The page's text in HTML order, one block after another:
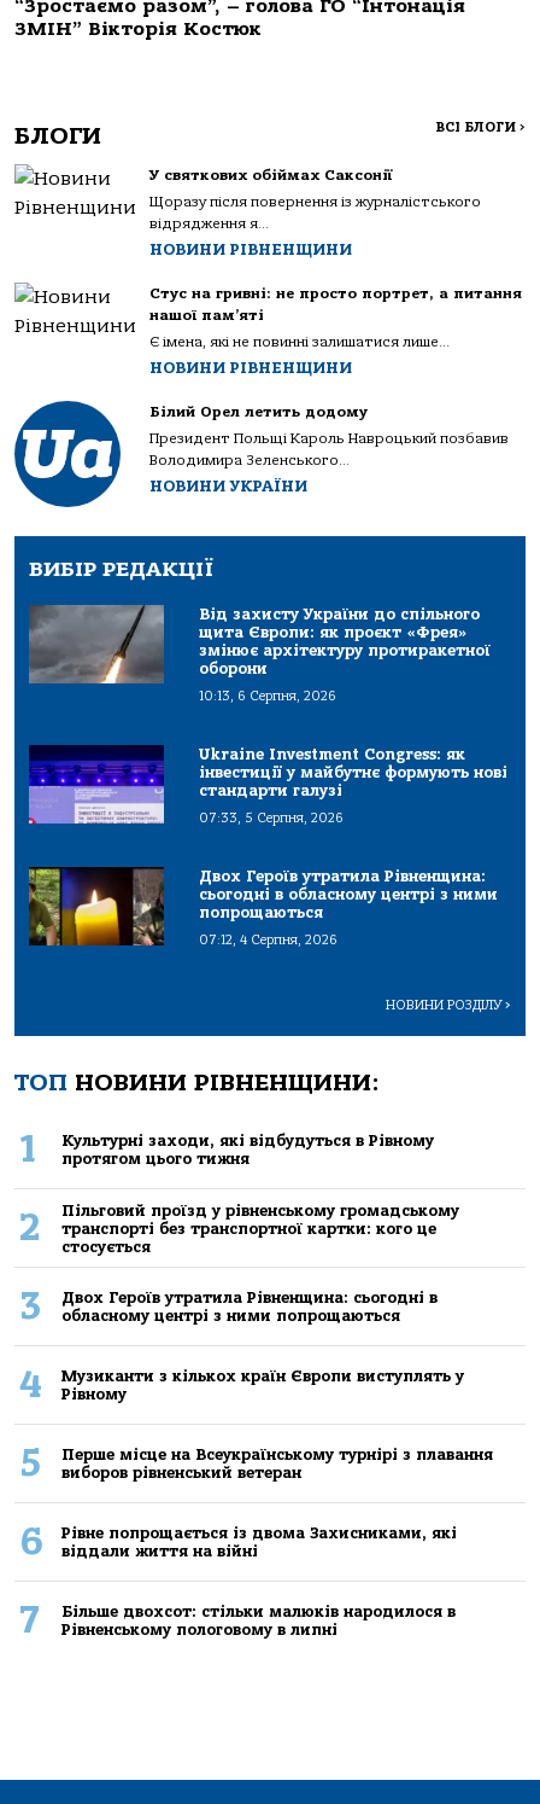
“Зростаємо разом”, – голова ГО “Інтонація
ЗМІН” Вікторія Костюк
БЛОГИ ВСІ БЛОГИ >
У святкових обіймах Саксонії
Щоразу після повернення із журналістського
відрядження я...
НОВИНИ РІВНЕНЩИНИ
Стус на гривні: не просто портрет, а питання
нашої пам’яті
Є імена, які не повинні залишатися лише...
НОВИНИ РІВНЕНЩИНИ
Білий Орел летить додому
Президент Польщі Кароль Навроцький позбавив
Володимира Зеленського...
НОВИНИ УКРАЇНИ
ВИБІР РЕДАКЦІЇ
Від захисту України до спільного
щита Європи: як проєкт «Фрея»
змінює архітектуру протиракетної
оборони
10:13, 6 Серпня, 2026
Ukraine Investment Congress: як
інвестиції у майбутнє формують нові
стандарти галузі
07:33, 5 Серпня, 2026
Двох Героїв утратила Рівненщина:
сьогодні в обласному центрі з ними
попрощаються
07:12, 4 Серпня, 2026
НОВИНИ РОЗДІЛУ>
ТОП НОВИНИ РІВНЕНЩИНИ:
1
Культурні заходи, які відбудуться в Рівному
протягом цього тижня
2
Пільговий проїзд у рівненському громадському
транспорті без транспортної картки: кого це
стосується
3
Двох Героїв утратила Рівненщина: сьогодні в
обласному центрі з ними попрощаються
4
Музиканти з кількох країн Європи виступлять у
Рівному
5
Перше місце на Всеукраїнському турнірі з плавання
виборов рівненський ветеран
6
Рівне попрощається із двома Захисниками, які
віддали життя на війні
7
Більше двохсот: стільки малюків народилося в
Рівненському пологовому в липні